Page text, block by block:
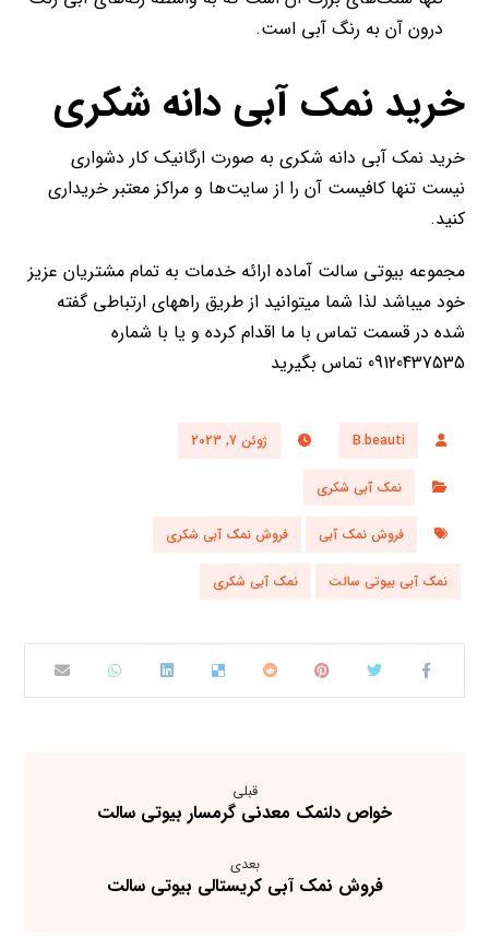
درون آن به رنگ آبی است.
خرید نمک آبی دانه شکری
خرید نمک آبی دانه شکری به صورت ارگانیک کار دشواری
نیست تنها کافیست آن را از سایت‌ها و مراکز معتبر خریداری
کنید.
مجموعه بیوتی سالت آماده ارائه خدمات به تمام مشتریان عزیز
خود میباشد لذا شما میتوانید از طریق راههای ارتباطی گفته
شده در قسمت تماس با ما اقدام کرده و یا با شماره
09120437535 تماس بگیرید
B.beauti ژوئن 7, 2023
نمک آبی شکری
فروش نمک آبی فروش نمک آبی شکری
نمک آبی بیوتی سالت نمک آبی شکری
قبلی
خواص دلنمک معدنی گرمسار بیوتی سالت
بعدی
فروش نمک آبی کریستالی بیوتی سالت